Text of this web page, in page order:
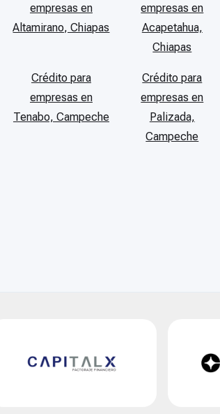
empresas en
Altamirano, Chiapas
empresas en
Acapetahua,
Chiapas
Crédito para
empresas en
Tenabo, Campeche
Crédito para
empresas en
Palizada,
Campeche